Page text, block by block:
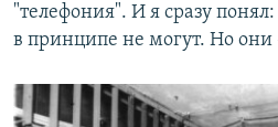
"телефония". И я сразу
в принципе не могут. Но они